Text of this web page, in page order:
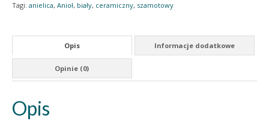
Tagi: anielica, Anioł, biały, ceramiczny, szamotowy
Opis Informacje dodatkowe
Opinie (0)
Opis